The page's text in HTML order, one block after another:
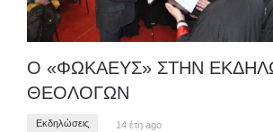
Ο «ΦΩΚΑΕΥΣ» ΣΤΗΝ
ΘΕΟΛΟΓΩΝ
Εκδηλώσεις 14 έτη ago